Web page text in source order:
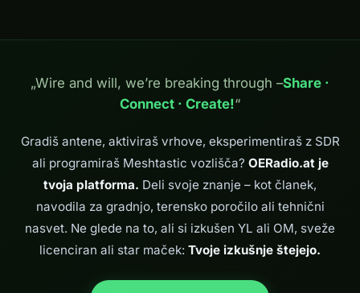
„Wire and will, we’re breaking through –Share ·
Connect · Create!“
Gradiš antene, aktiviraš vrhove, eksperimentiraš z SDR
ali programiraš Meshtastic vozlišča? OERadio.at je
tvoja platforma. Deli svoje znanje – kot članek,
navodila za gradnjo, terensko poročilo ali tehnični
nasvet. Ne glede na to, ali si izkušen YL ali OM, sveže
licenciran ali star maček: Tvoje izkušnje štejejo.